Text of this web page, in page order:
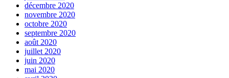
décembre 2020
novembre 2020
octobre 2020
septembre 2020
août 2020
juillet 2020
juin 2020
mai 2020